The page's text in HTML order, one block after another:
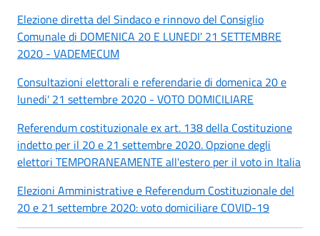
Elezione diretta del Sindaco e rinnovo del Consiglio
Comunale di DOMENICA 20 E LUNEDI' 21 SETTEMBRE
2020 - VADEMECUM
Consultazioni elettorali e referendarie di domenica 20 e
lunedi' 21 settembre 2020 - VOTO DOMICILIARE
Referendum costituzionale ex art. 138 della Costituzione
indetto per il 20 e 21 settembre 2020. Opzione degli
elettori TEMPORANEAMENTE all'estero per il voto in Italia
Elezioni Amministrative e Referendum Costituzionale del
20 e 21 settembre 2020: voto domiciliare COVID-19